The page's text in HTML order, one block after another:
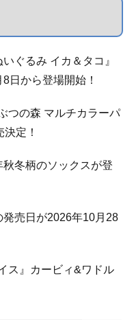
ぐるみ イカ＆タコ』
日から登場開始！
つの森 マルチカラーパ
定！
秋冬柄のソックスが登
売日が2026年10月28
ス』カービィ&ワドル